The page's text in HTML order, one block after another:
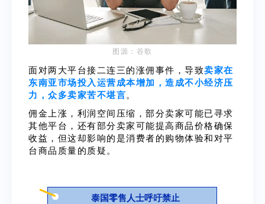
图源： 谷歌
面对两大平台接二连三的涨佣事件，导致卖家在
东南亚市场投入运营成本增加，造成不小经济压
力，众多卖家苦不堪言。
佣金上涨，利润空间压缩，部分卖家可能已寻求
其他平台，还有部分卖家可能提高商品价格确保
收益，但这却影响的是消费者的购物体验和对平
台商品质量的质疑。
泰国零售人士呼吁禁止